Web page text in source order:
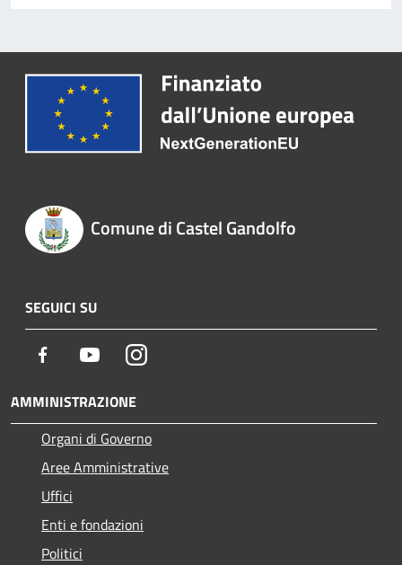
Comune di Castel Gandolfo
SEGUICI SU
Facebook YoutubeInstagram
AMMINISTRAZIONE
Organi di Governo
Aree Amministrative
Uffici
Enti e fondazioni
Politici